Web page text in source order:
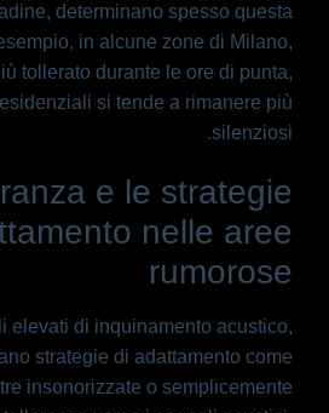
determinano spesso questa
in alcune zone di Milano,
tollerato durante le ore di punta,
si tende a rimanere più
silenziosi.
e le strategie
nelle aree
rumorose
elevati di inquinamento acustico,
strategie di adattamento come
insonorizzate o semplicemente